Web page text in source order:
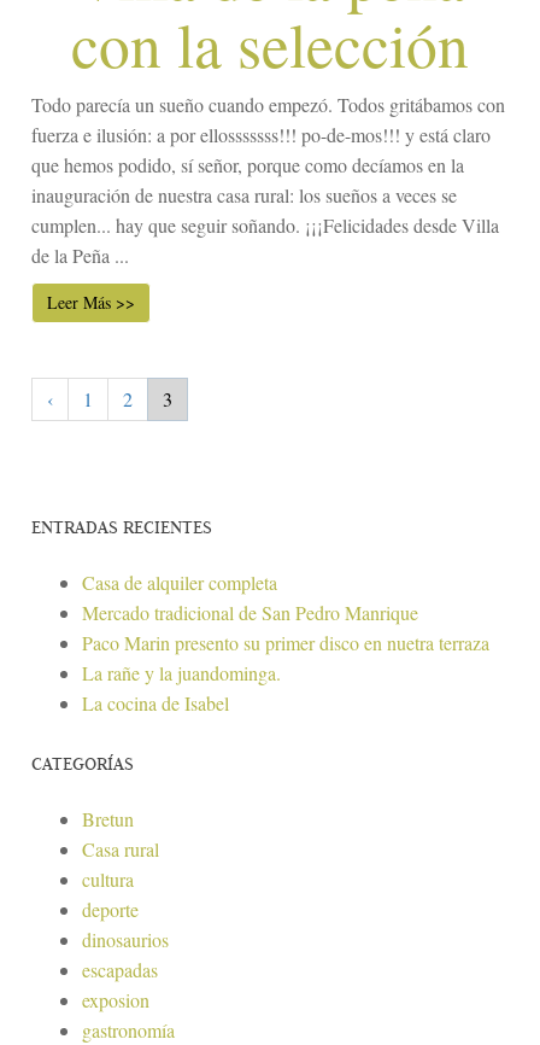
con la selección
Todo parecía un sueño cuando empezó. Todos gritábamos con
fuerza e ilusión: a por ellosssssss!!! po-de-mos!!! y está claro
que hemos podido, sí señor, porque como decíamos en la
inauguración de nuestra casa rural: los sueños a veces se
cumplen... hay que seguir soñando. ¡¡¡Felicidades desde Villa
de la Peña ...
Leer Más >>
‹ 1 2 3
ENTRADAS RECIENTES
Casa de alquiler completa
Mercado tradicional de San Pedro Manrique
Paco Marin presento su primer disco en nuetra terraza
La rañe y la juandominga.
La cocina de Isabel
CATEGORÍAS
Bretun
Casa rural
cultura
deporte
dinosaurios
escapadas
exposion
gastronomía